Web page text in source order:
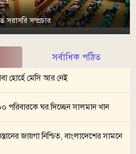
সম্প্রচার
সর্বাধিক পঠিত
হোর্হে মেসি আর নেই
পরিবারকে ঘর দিচ্ছেন সালমান খান
জায়গা নিশ্চিত, বাংলাদেশের সামনে